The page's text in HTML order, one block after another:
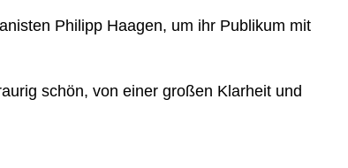
Philipp Haagen, um ihr Publikum mit
schön, von einer großen Klarheit und